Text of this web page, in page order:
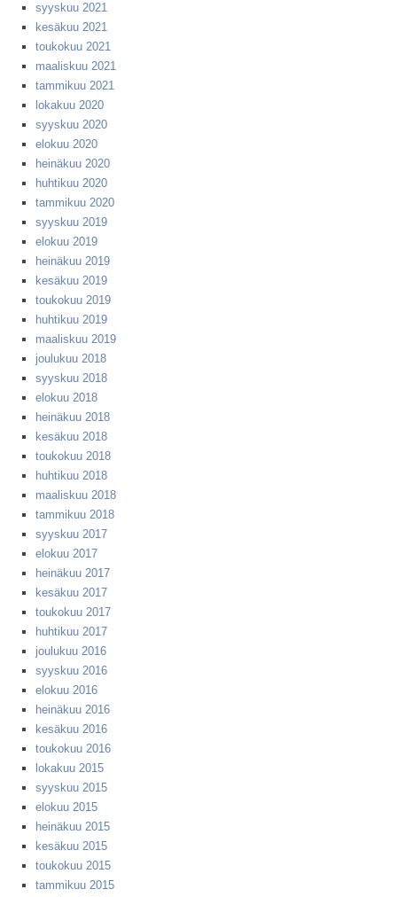
syyskuu 2021
kesäkuu 2021
toukokuu 2021
maaliskuu 2021
tammikuu 2021
lokakuu 2020
syyskuu 2020
elokuu 2020
heinäkuu 2020
huhtikuu 2020
tammikuu 2020
syyskuu 2019
elokuu 2019
heinäkuu 2019
kesäkuu 2019
toukokuu 2019
huhtikuu 2019
maaliskuu 2019
joulukuu 2018
syyskuu 2018
elokuu 2018
heinäkuu 2018
kesäkuu 2018
toukokuu 2018
huhtikuu 2018
maaliskuu 2018
tammikuu 2018
syyskuu 2017
elokuu 2017
heinäkuu 2017
kesäkuu 2017
toukokuu 2017
huhtikuu 2017
joulukuu 2016
syyskuu 2016
elokuu 2016
heinäkuu 2016
kesäkuu 2016
toukokuu 2016
lokakuu 2015
syyskuu 2015
elokuu 2015
heinäkuu 2015
kesäkuu 2015
toukokuu 2015
tammikuu 2015